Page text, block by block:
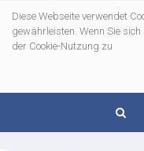
Diese Webseite verwendet
gewährleisten. Wenn Sie
der Cookie-Nutzung zu